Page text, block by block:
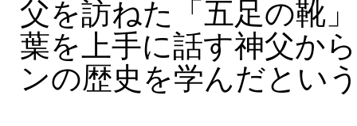
父を訪ねた「五足の靴
葉を上手に話す神父か
ンの歴史を学んだとい